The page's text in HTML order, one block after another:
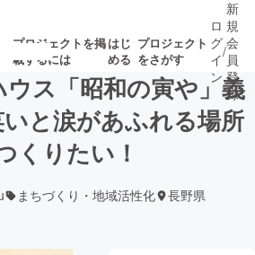
プロジェクトを掲
載するには
はじ
める
プロジェクト
をさがす
の新着プロ
クト
募集終了が近いプ
ロ
グ
イ
ン
/
新
規
会
員
登
録
ス「昭和の寅や」義
と涙があふれる場所
くりたい！
まちづくり・地域活性化 長野県